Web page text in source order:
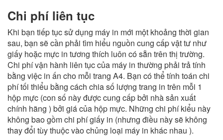
Chi phí liên tục
Khi bạn tiếp tục sử dụng máy in mới một khoảng thời gian
sau, bạn sẽ cần phải tìm hiểu nguồn cung cấp vật tư như
giấy hoặc mực in tương thích luôn có sẵn trên thị trường.
Chi phí vận hành liên tục của máy in thường phải trả tính
bằng việc in ấn cho mỗi trang A4. Bạn có thể tính toán chi
phí tối thiểu bằng cách chia số lượng trang in trên mỗi 1
hộp mực (con số này được cung cấp bởi nhà sản xuất
chính hãng ) bởi giá của hộp mực. Những chi phí kiểu này
không bao gồm chi phí giấy in (nhưng điều này sẽ không
thay đổi tùy thuộc vào chủng loại máy in khác nhau ).